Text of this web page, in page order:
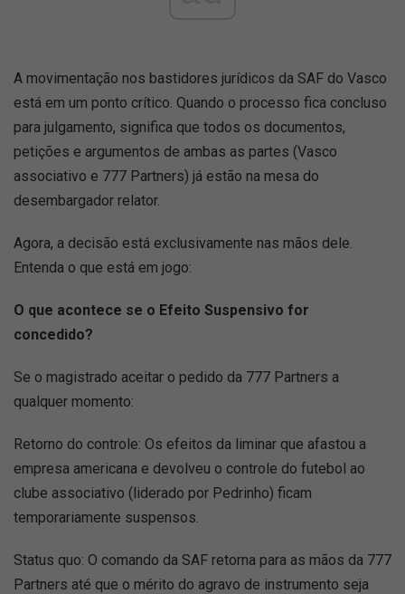
A movimentação nos bastidores jurídicos da SAF do Vasco
está em um ponto crítico. Quando o processo fica concluso
para julgamento, significa que todos os documentos,
petições e argumentos de ambas as partes (Vasco
associativo e 777 Partners) já estão na mesa do
desembargador relator.
Agora, a decisão está exclusivamente nas mãos dele.
Entenda o que está em jogo:
O que acontece se o Efeito Suspensivo for
concedido?
Se o magistrado aceitar o pedido da 777 Partners a
qualquer momento:
Retorno do controle: Os efeitos da liminar que afastou a
empresa americana e devolveu o controle do futebol ao
clube associativo (liderado por Pedrinho) ficam
temporariamente suspensos.
Status quo: O comando da SAF retorna para as mãos da 777
Partners até que o mérito do agravo de instrumento seja